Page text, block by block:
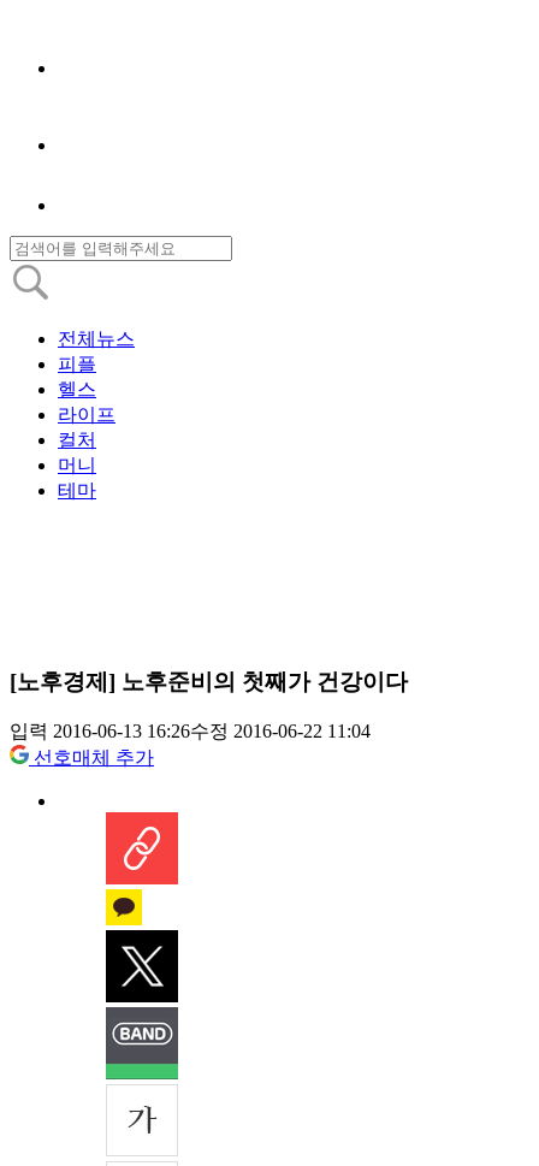
전체뉴스
피플
헬스
라이프
컬처
머니
테마
[노후경제] 노후준비의 첫째가 건강이다
입력 2016-06-13 16:26수정 2016-06-22 11:04
선호매체 추가